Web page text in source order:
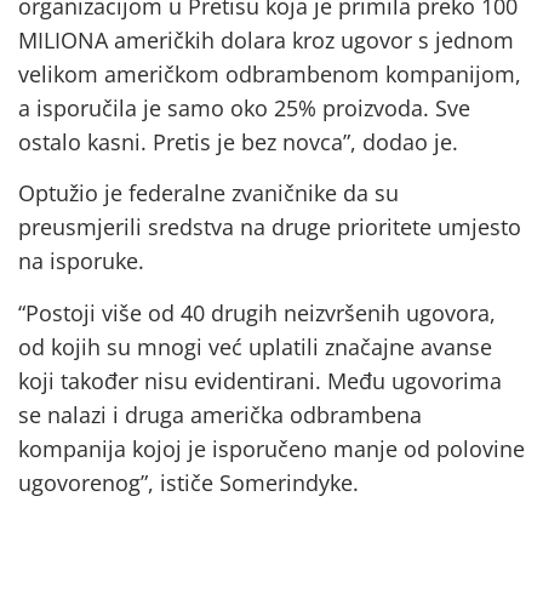
MILIONA američkih dolara kroz ugovor s jednom
velikom američkom odbrambenom kompanijom,
a isporučila je samo oko 25% proizvoda. Sve
ostalo kasni. Pretis je bez novca”, dodao je.
Optužio je federalne zvaničnike da su
preusmjerili sredstva na druge prioritete umjesto
na isporuke.
“Postoji više od 40 drugih neizvršenih ugovora,
od kojih su mnogi već uplatili značajne avanse
koji također nisu evidentirani. Među ugovorima
se nalazi i druga američka odbrambena
kompanija kojoj je isporučeno manje od polovine
ugovorenog”, ističe Somerindyke.